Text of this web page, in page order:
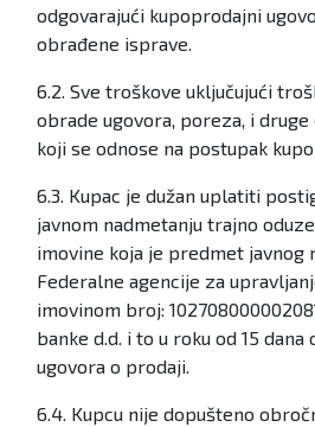
odgovarajući kupoprodajni
obrađene isprave.
6.2. Sve troškove uključujući
obrade ugovora, poreza, i
koji se odnose na postupak
6.3. Kupac je dužan uplatiti
javnom nadmetanju trajno
imovine koja je predmet javnog
Federalne agencije za
imovinom broj:
banke d.d. i to u roku od 15 dana
ugovora o prodaji.
6.4. Kupcu nije dopušteno